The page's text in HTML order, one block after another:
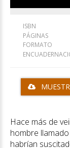
ISBN
PÁGINAS
FORMATO
Hace más de
hombre
habrían